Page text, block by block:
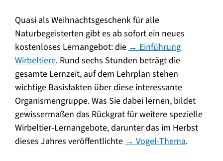
Quasi als Weihnachtsgeschenk für alle
Naturbegeisterten gibt es ab sofort ein neues
kostenloses Lernangebot: die → Einführung
Wirbeltiere. Rund sechs Stunden beträgt die
gesamte Lernzeit, auf dem Lehrplan stehen
wichtige Basisfakten über diese interessante
Organismengruppe. Was Sie dabei lernen, bildet
gewissermaßen das Rückgrat für weitere spezielle
Wirbeltier-Lernangebote, darunter das im Herbst
dieses Jahres veröffentlichte → Vogel-Thema.